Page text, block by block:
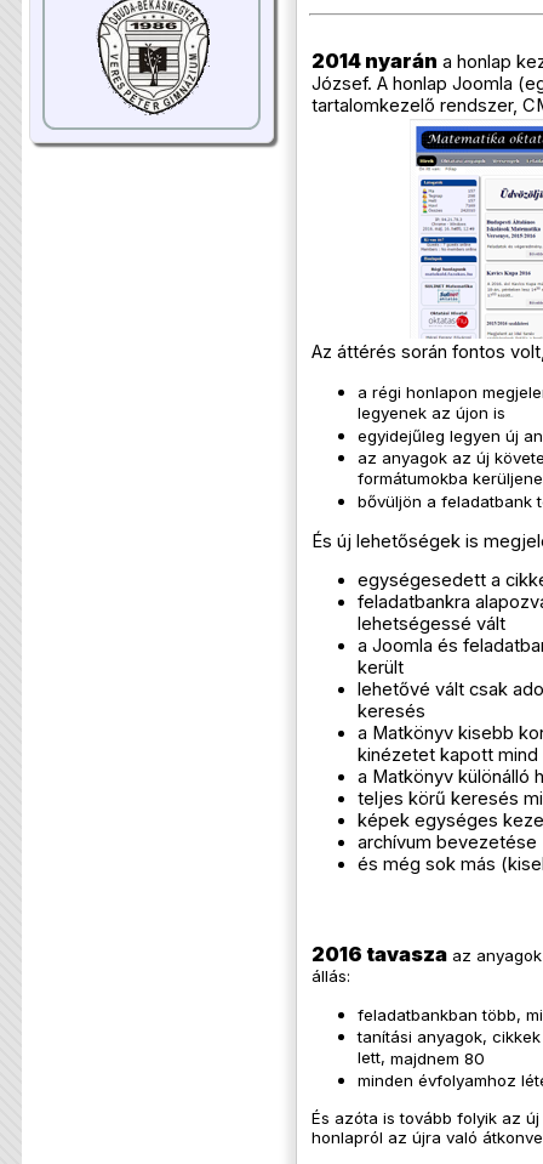
2014 nyarán a honlap
József. A honlap Joomla
tartalomkezelő rendszer,
Az áttérés során fontos
a régi honlapon
legyenek az újon is
egyidejűleg legyen új
az anyagok az új
formátumokba
bővüljön a feladatbank
És új lehetőségek is
egységesedett a
feladatbankra
lehetségessé vált
a Joomla és
került
lehetővé vált csak
keresés
a Matkönyv kisebb
kinézetet kapott mind
a Matkönyv különálló
teljes körű keresés
képek egységes
archívum bevezetése
és még sok más
2016 tavaszaaz anyagok
állás:
feladatbankban több,
tanítási anyagok,
lett, majdnem 80
minden évfolyamhoz
És azóta is tovább folyik az
honlapról az újra való